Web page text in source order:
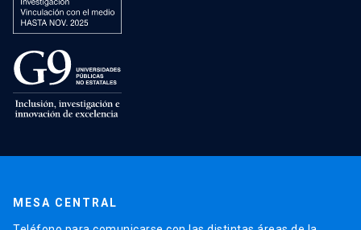
MESA CENTRAL